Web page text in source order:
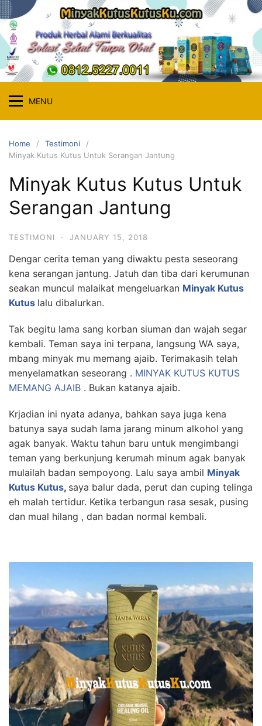
Skip
to
content
MENU
Home
Testimoni
Minyak Kutus Kutus Untuk Serangan Jantung
Minyak Kutus Kutus Untuk
Serangan Jantung
TESTIMONI · JANUARY 15, 2018
Dengar cerita teman yang diwaktu pesta seseorang
kena serangan jantung. Jatuh dan tiba dari kerumunan
seakan muncul malaikat mengeluarkan Minyak Kutus
Kutus lalu dibalurkan.
Tak begitu lama sang korban siuman dan wajah segar
kembali. Teman saya ini terpana, langsung WA saya,
mbang minyak mu memang ajaib. Terimakasih telah
menyelamatkan seseorang . MINYAK KUTUS KUTUS
MEMANG AJAIB . Bukan katanya ajaib.
Krjadian ini nyata adanya, bahkan saya juga kena
batunya saya sudah lama jarang minum alkohol yang
agak banyak. Waktu tahun baru untuk mengimbangi
teman yang berkunjung kerumah minum agak banyak
mulailah badan sempoyong. Lalu saya ambil Minyak
Kutus Kutus, saya balur dada, perut dan cuping telinga
eh malah tertidur. Ketika terbangun rasa sesak, pusing
dan mual hilang , dan badan normal kembali.